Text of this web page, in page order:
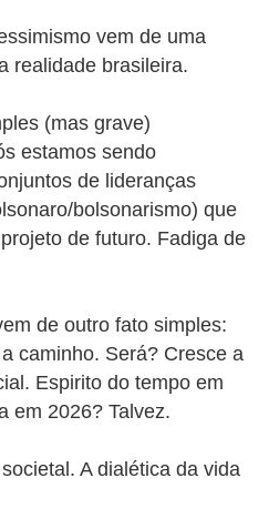
vem de uma
realidade brasileira.
(mas grave)
estamos sendo
de lideranças
bolsonarismo) que
de futuro. Fadiga de
de outro fato simples:
caminho. Será? Cresce a
Espirito do tempo em
em 2026? Talvez.
A dialética da vida